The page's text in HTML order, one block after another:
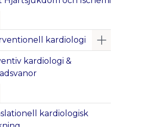
Göm undermeny
kardiologi Visa/
kardiologi &
Göm undermeny
kardiologisk